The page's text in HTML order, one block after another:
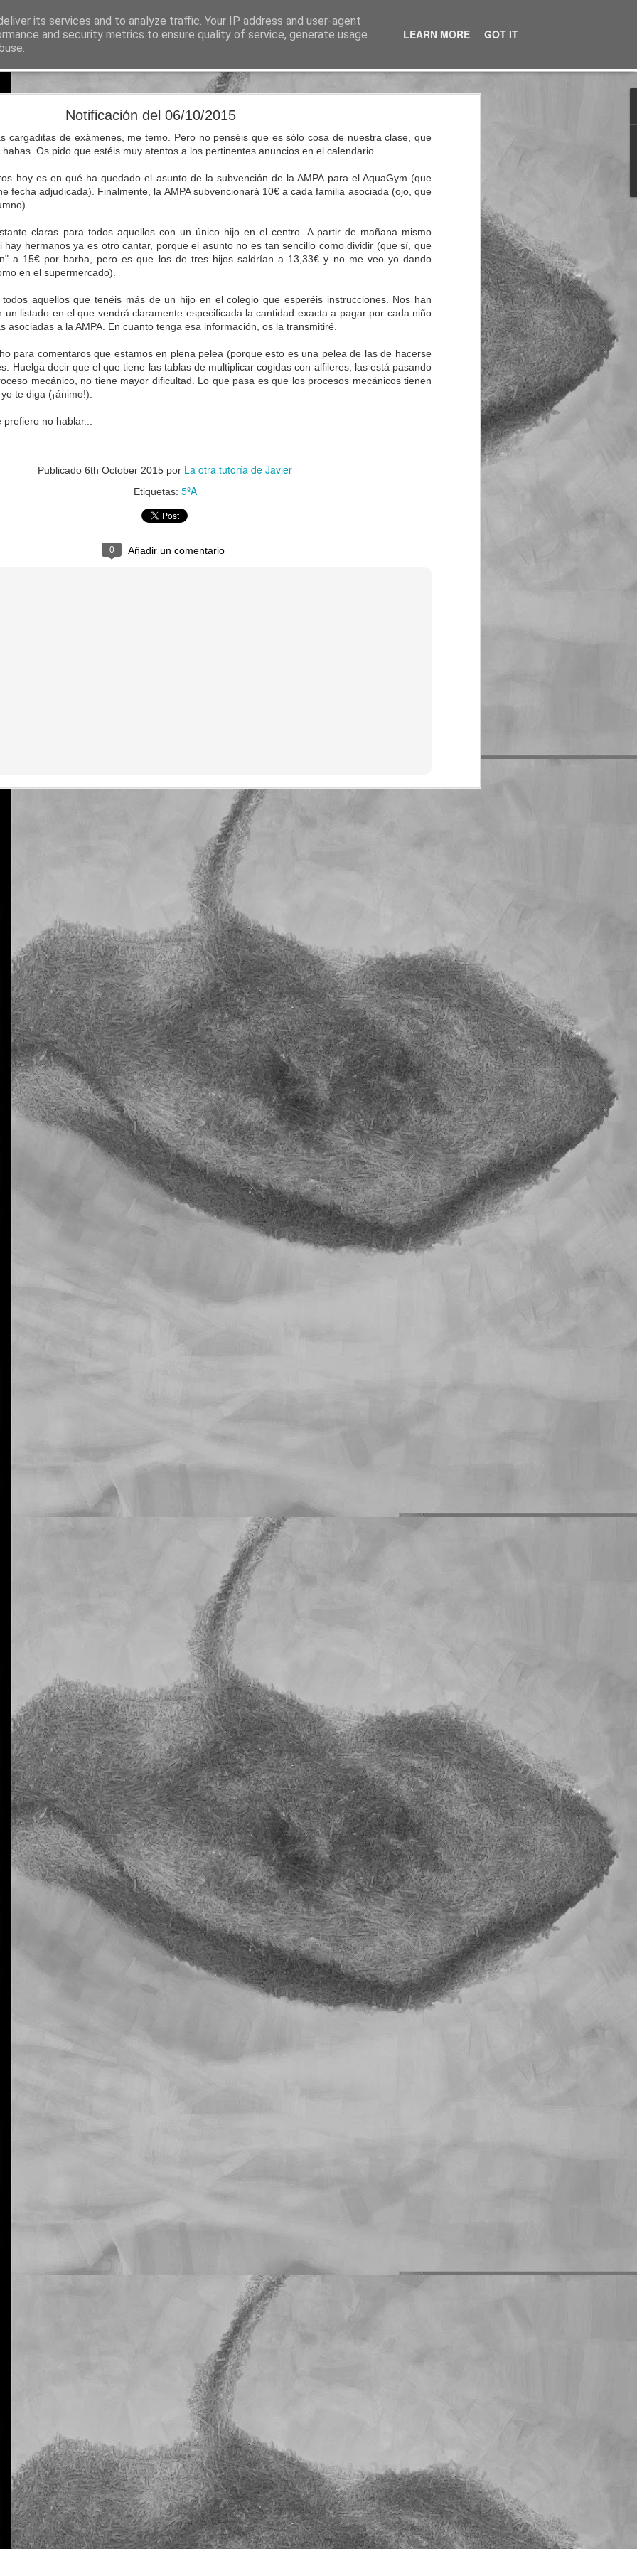
Notificación del 06/10/2015
cargaditas de exámenes, me temo. Pero no penséis que es sólo cosa de nuestra clase, que
Os pido que estéis muy atentos a los pertinentes anuncios en el calendario.
hoy es en qué ha quedado el asunto de la subvención de la AMPA para el AquaGym (que
fecha adjudicada). Finalmente, la AMPA subvencionará 10€ a cada familia asociada (ojo, que
claras para todos aquellos con un único hijo en el centro. A partir de mañana mismo
hay hermanos ya es otro cantar, porque el asunto no es tan sencillo como dividir (que sí, que
a 15€ por barba, pero es que los de tres hijos saldrían a 13,33€ y no me veo yo dando
en el supermercado).
aquellos que tenéis más de un hijo en el colegio que esperéis instrucciones. Nos han
un listado en el que vendrá claramente especificada la cantidad exacta a pagar por cada niño
asociadas a la AMPA. En cuanto tenga esa información, os la transmitiré.
para comentaros que estamos en plena pelea (porque esto es una pelea de las de hacerse
Huelga decir que el que tiene las tablas de multiplicar cogidas con alfileres, las está pasando
mecánico, no tiene mayor dificultad. Lo que pasa es que los procesos mecánicos tienen
te diga (¡ánimo!).
no hablar...
Publicado 6th October 2015 por La otra tutoría de Javier
Etiquetas: 5ºA
0 Añadir un comentario
its services and to analyze traffic. Your IP address and user-agent
and security metrics to ensure quality of service, generate usage
LEARN MORE GOT IT
para Educación Primaria
Natural Science 5 - Unit 8 Vocabulary
3rd June 2019 La otra tutoría de Javier
0
Publicado26th March 2019porLa otra tutoría de Javier
0 Añadir un comentario
Natural Science 5 - Unit 5 Vocabulary
La otra tutoría de Javier
Añadir un comentario
Natural Science 5 - Unit 2 Vocabulary
La otra tutoría de Javier
de las tareas de Natural Science en 5º
de que vuestros hijos están siendo muy inconsistentes con los deberes que les mando
Science. He hablado de este tema con la tutora y me dice que no es un problema que yo
supongo que ya habréis recibido advertencias de este tipo antes.
mí me preocupa es que en estas dos clases tengo a 20 y 18 alumnos que han dejado de
menos una vez. En ciertos casos, los días en los que han venido con sus deberes en blanco
¡Y estamos todavía en pleno octubre! No quiero ni imaginarme a cuánto llegará la cuenta
ni estoy dispuesto a aceptar que esta situación se prolongue en el tiempo. Y quiero creer
que advertir muy seriamente sobre las nefastas consecuencias que sobre la calificación
les he advertido (otra vez) que la dificultad de esta segunda unidad es muy superior a
pues, para no traer los deberes hechos.
de vuestros hijos, donde deberían aparecer reflejados los días exactos en los que han
deberes sin hacer. Me temo que alguno se va a sorprender. Y mucho.
Publicado23rd October 2018porLa otra tutoría de Javier